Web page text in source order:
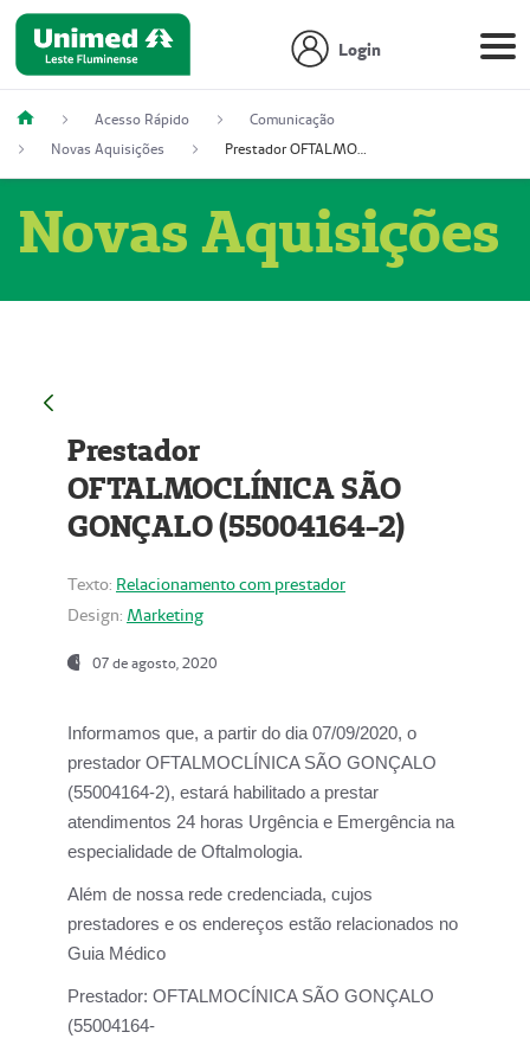
Login
Acesso Rápido
Comunicação
Novas Aquisições
Prestador OFTALMOCLÍNICA SÃO GONÇALO (55004164-2)
Novas Aquisições
Prestador
OFTALMOCLÍNICA SÃO
GONÇALO (55004164-2)
Texto: Relacionamento com prestador
Design: Marketing
07 de agosto, 2020
Informamos que, a partir do dia07/09/2020, o
prestador OFTALMOCLÍNICA SÃO GONÇALO
(55004164-2), estará habilitado a prestar
atendimentos 24 horas Urgência e Emergência na
especialidade de Oftalmologia.
Além de nossa rede credenciada, cujos
prestadores e os endereços estão relacionados no
Guia Médico
Prestador: OFTALMOCÍNICA SÃO GONÇALO
(55004164-